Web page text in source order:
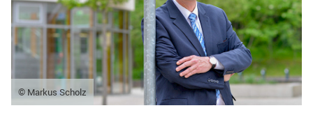
© Markus Scholz